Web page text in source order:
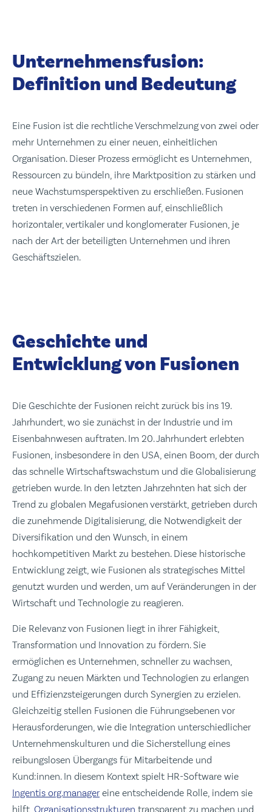
Unternehmensfusion:
Definition und Bedeutung
Eine Fusion ist die rechtliche Verschmelzung von zwei oder
mehr Unternehmen zu einer neuen, einheitlichen
Organisation. Dieser Prozess ermöglicht es Unternehmen,
Ressourcen zu bündeln, ihre Marktposition zu stärken und
neue Wachstumsperspektiven zu erschließen. Fusionen
treten in verschiedenen Formen auf, einschließlich
horizontaler, vertikaler und konglomerater Fusionen, je
nach der Art der beteiligten Unternehmen und ihren
Geschäftszielen.
Geschichte und
Entwicklung von Fusionen
Die Geschichte der Fusionen reicht zurück bis ins 19.
Jahrhundert, wo sie zunächst in der Industrie und im
Eisenbahnwesen auftraten. Im 20. Jahrhundert erlebten
Fusionen, insbesondere in den USA, einen Boom, der durch
das schnelle Wirtschaftswachstum und die Globalisierung
getrieben wurde. In den letzten Jahrzehnten hat sich der
Trend zu globalen Megafusionen verstärkt, getrieben durch
die zunehmende Digitalisierung, die Notwendigkeit der
Diversifikation und den Wunsch, in einem
hochkompetitiven Markt zu bestehen. Diese historische
Entwicklung zeigt, wie Fusionen als strategisches Mittel
genutzt wurden und werden, um auf Veränderungen in der
Wirtschaft und Technologie zu reagieren.
Die Relevanz von Fusionen liegt in ihrer Fähigkeit,
Transformation und Innovation zu fördern. Sie
ermöglichen es Unternehmen, schneller zu wachsen,
Zugang zu neuen Märkten und Technologien zu erlangen
und Effizienzsteigerungen durch Synergien zu erzielen.
Gleichzeitig stellen Fusionen die Führungsebenen vor
Herausforderungen, wie die Integration unterschiedlicher
Unternehmenskulturen und die Sicherstellung eines
reibungslosen Übergangs für Mitarbeitende und
Kund:innen. In diesem Kontext spielt HR-Software wie
Ingentis org.manager eine entscheidende Rolle, indem sie
hilft, Organisationsstrukturen transparent zu machen und